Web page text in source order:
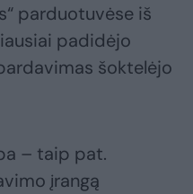
parduotuvėse iš
padidėjo
šoktelėjo
– taip pat.
įrangą